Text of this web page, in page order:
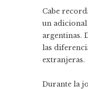
Cabe
un
argentinas.
las
extranjeras.
Durante la